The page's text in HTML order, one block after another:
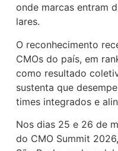
onde marcas entram
lares.
O reconhecimento
CMOs do país, em
como resultado
sustenta que
times integrados e
Nos dias 25 e 26 de
do CMO Summit 2026